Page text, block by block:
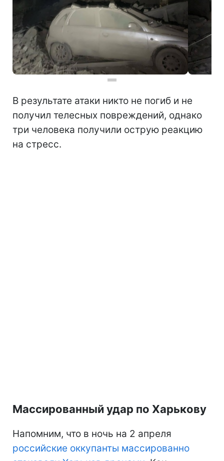
В результате атаки никто не погиб и не
получил телесных повреждений, однако
три человека получили острую реакцию
на стресс.
Массированный удар по Харькову
Напомним, что в ночь на 2 апреля
российские оккупанты массированно